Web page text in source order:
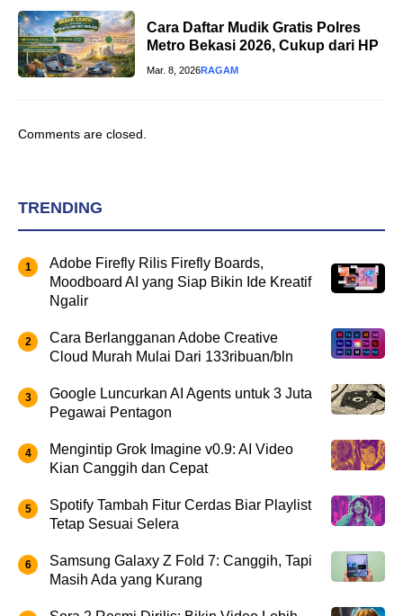
Cara Daftar Mudik Gratis Polres
Metro Bekasi 2026, Cukup dari HP
Mar. 8, 2026RAGAM
Comments are closed.
TRENDING
Adobe Firefly Rilis Firefly Boards,
Moodboard AI yang Siap Bikin Ide Kreatif
Ngalir
Cara Berlangganan Adobe Creative
Cloud Murah Mulai Dari 133ribuan/bln
Google Luncurkan AI Agents untuk 3 Juta
Pegawai Pentagon
Mengintip Grok Imagine v0.9: AI Video
Kian Canggih dan Cepat
Spotify Tambah Fitur Cerdas Biar Playlist
Tetap Sesuai Selera
Samsung Galaxy Z Fold 7: Canggih, Tapi
Masih Ada yang Kurang